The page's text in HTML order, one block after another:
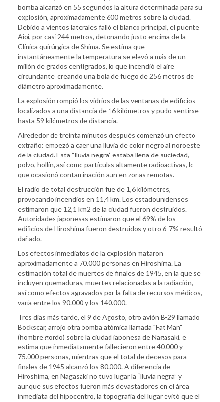
bomba alcanzó en 55 segundos la altura determinada para su
explosión, aproximadamente 600 metros sobre la ciudad.
Debido a vientos laterales falló el blanco principal, el puente
Aioi, por casi 244 metros, detonando justo encima de la
Clínica quirúrgica de Shima. Se estima que
instantáneamente la temperatura se elevó a más de un
millón de grados centígrados, lo que incendió el aire
circundante, creando una bola de fuego de 256 metros de
diámetro aproximadamente.
La explosión rompió los vidrios de las ventanas de edificios
localizados a una distancia de 16 kilómetros y pudo sentirse
hasta 59 kilómetros de distancia.
Alrededor de treinta minutos después comenzó un efecto
extraño: empezó a caer una lluvia de color negro al noroeste
de la ciudad. Esta “lluvia negra” estaba llena de suciedad,
polvo, hollín, así como partículas altamente radioactivas, lo
que ocasionó contaminación aun en zonas remotas.
El radio de total destrucción fue de 1,6 kilómetros,
provocando incendios en 11,4 km. Los estadounidenses
estimaron que 12,1 km2 de la ciudad fueron destruidos.
Autoridades japonesas estimaron que el 69% de los
edificios de Hiroshima fueron destruidos y otro 6-7% resultó
dañado.
Los efectos inmediatos de la explosión mataron
aproximadamente a 70.000 personas en Hiroshima. La
estimación total de muertes de finales de 1945, en la que se
incluyen quemaduras, muertes relacionadas a la radiación,
así como efectos agravados por la falta de recursos médicos,
varía entre los 90.000 y los 140.000.
Tres días más tarde, el 9 de Agosto, otro avión B-29 llamado
Bockscar, arrojo otra bomba atómica llamada "Fat Man"
(hombre gordo) sobre la ciudad japonesa de Nagasaki, e
estima que inmediatamente fallecieron entre 40.000 y
75.000 personas, mientras que el total de decesos para
finales de 1945 alcanzó los 80.000. A diferencia de
Hiroshima, en Nagasaki no tuvo lugar la “lluvia negra” y
aunque sus efectos fueron más devastadores en el área
inmediata del hipocentro, la topografía del lugar evitó que el